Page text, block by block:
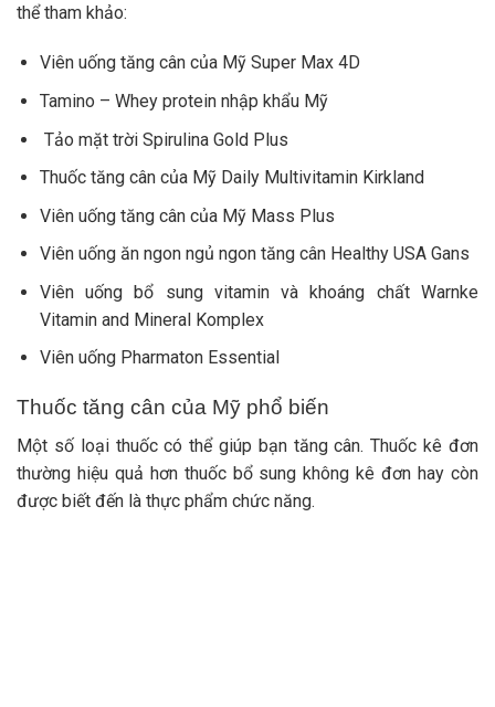
thể tham khảo:
Viên uống tăng cân của Mỹ Super Max 4D
Tamino – Whey protein nhập khẩu Mỹ
Tảo mặt trời Spirulina Gold Plus
Thuốc tăng cân của Mỹ Daily Multivitamin Kirkland
Viên uống tăng cân của Mỹ Mass Plus
Viên uống ăn ngon ngủ ngon tăng cân Healthy USA Gans
Viên uống bổ sung vitamin và khoáng chất Warnke
Vitamin and Mineral Komplex
Viên uống Pharmaton Essential
Thuốc tăng cân của Mỹ phổ biến
Một số loại thuốc có thể giúp bạn tăng cân. Thuốc kê đơn
thường hiệu quả hơn thuốc bổ sung không kê đơn hay còn
được biết đến là thực phẩm chức năng.